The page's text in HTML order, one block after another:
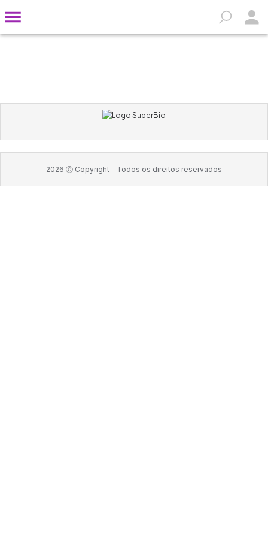
2026 Ⓒ Copyright - Todos os direitos reservados